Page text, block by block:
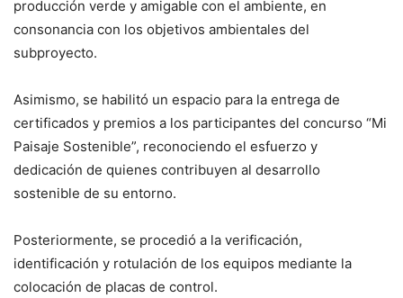
producción verde y amigable con el ambiente, en
consonancia con los objetivos ambientales del
subproyecto.
Asimismo, se habilitó un espacio para la entrega de
certificados y premios a los participantes del concurso “Mi
Paisaje Sostenible”, reconociendo el esfuerzo y
dedicación de quienes contribuyen al desarrollo
sostenible de su entorno.
Posteriormente, se procedió a la verificación,
identificación y rotulación de los equipos mediante la
colocación de placas de control.